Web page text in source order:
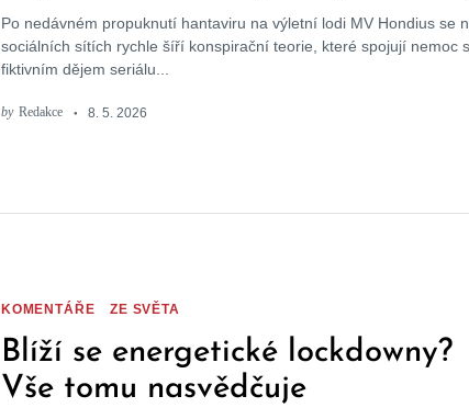
populaci
Po nedávném propuknutí hantaviru na výletní lodi MV Hondius se
sociálních sítích rychle šíří konspirační teorie, které spojují nemoc s
fiktivním dějem seriálu...
by Redakce 8. 5. 2026
KOMENTÁŘE ZE SVĚTA
Blíží se energetické lockdowny?
Vše tomu nasvědčuje